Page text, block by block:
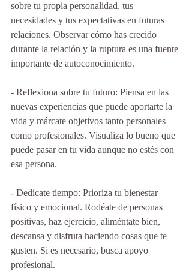
sobre tu propia personalidad, tus
necesidades y tus expectativas en futuras
relaciones. Observar cómo has crecido
durante la relación y la ruptura es una fuente
importante de autoconocimiento.
- Reflexiona sobre tu futuro: Piensa en las
nuevas experiencias que puede aportarte la
vida y márcate objetivos tanto personales
como profesionales. Visualiza lo bueno que
puede pasar en tu vida aunque no estés con
esa persona.
- Dedícate tiempo: Prioriza tu bienestar
físico y emocional. Rodéate de personas
positivas, haz ejercicio, aliméntate bien,
descansa y disfruta haciendo cosas que te
gusten. Si es necesario, busca apoyo
profesional.